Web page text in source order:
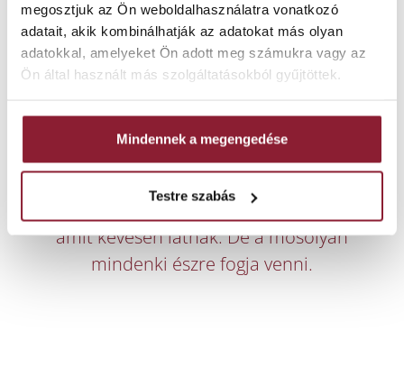
megosztjuk az Ön weboldalhasználatra vonatkozó
adatait, akik kombinálhatják az adatokat más olyan
adatokkal, amelyeket Ön adott meg számukra vagy az
Ön által használt más szolgáltatásokból gyűjtöttek.
Mindennek a megengedése
Testre szabás
ha előbb nem teremtünk rendet.
Mi helyet adunk a pótlásnak:
kiegyenesítjük a bedőlt fogakat,
és előkészítjük a terepet, hogy a
Ez az a háttérmunka,
amit kevesen látnak. De a mosolyán
mindenki észre fogja venni.